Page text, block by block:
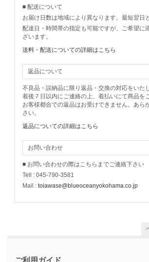
■ 配送について
お届け日数は地域により異なります。最短翌日
配達日・時間帯の指定も可能ですが、ご希望に
ざいます。
送料・配送についての詳細はこちら
返品について
不良品・誤納品に限り返品・交換の対応をいた
着後７日以内にご連絡の上、着払いにて商品を
お客様都合での返品はお受けできません。あら
さい。
返品についての詳細はこちら
お問い合わせ
■ お問い合わせの際はこちらまでご連絡下さい
Tell : 045-790-3581
Mail : toiawase@blueoceanyokohama.co.jp
ご利用ガイド